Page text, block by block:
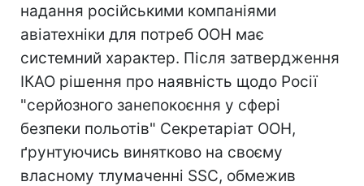
надання російськими компаніями
авіатехніки для потреб ООН має
системний характер. Після затвердження
ІКАО рішення про наявність щодо Росії
"серйозного занепокоєння у сфері
безпеки польотів" Секретаріат ООН,
ґрунтуючись винятково на своєму
власному тлумаченні SSC, обмежив